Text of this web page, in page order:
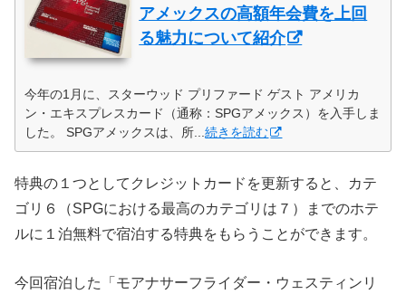
アメックスの高額年会費を上回
る魅力について紹介
今年の1月に、スターウッド プリファード ゲスト アメリカ
ン・エキスプレスカード（通称：SPGアメックス）を入手しま
した。 SPGアメックスは、所...続きを読む
特典の１つとしてクレジットカードを更新すると、カテ
ゴリ６（SPGにおける最高のカテゴリは７）までのホテ
ルに１泊無料で宿泊する特典をもらうことができます。
今回宿泊した「モアナサーフライダー・ウェスティンリ